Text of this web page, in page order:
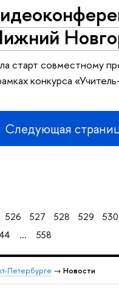
старт совместному
конкурса
Следующая
526 527 528 529 530
... 558
Петербурге → Новости